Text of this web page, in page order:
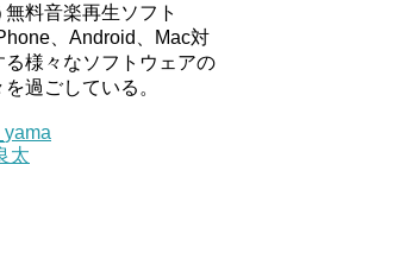
料音楽再生ソフト
、Android、Mac対
る様々なソフトウェアの
過ごしている。
太